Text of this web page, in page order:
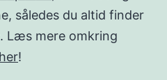
således du altid finder
Læs mere omkring
!